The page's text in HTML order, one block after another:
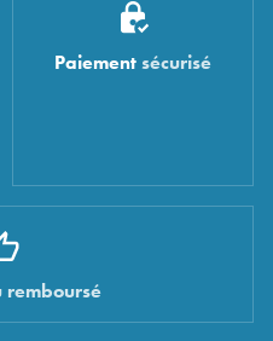
Paiement sécurisé